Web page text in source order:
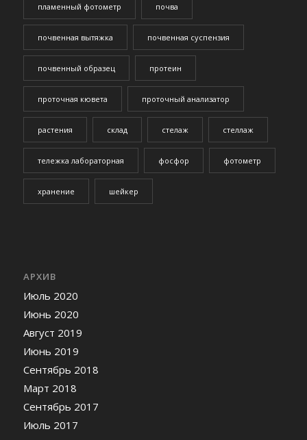
пламенный фотометр почва
почвенная вытяжка почвенная суспензия
почвенный образец протеин
проточная кювета проточный анализатор
растения склад стелаж стеллаж
тележка лабораторная фосфор фотометр
хранение шейкер
АРХИВ
Июль 2020
Июнь 2020
Август 2019
Июнь 2019
Сентябрь 2018
Март 2018
Сентябрь 2017
Июль 2017